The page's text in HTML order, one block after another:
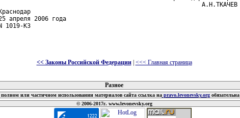
<< Законы Российской Федерации| <<< Главная страница
Разное
или частичном использовании материалов сайта ссылка наpravo.levonevsky.orgобязательна
© 2006-2017г. www.levonevsky.org